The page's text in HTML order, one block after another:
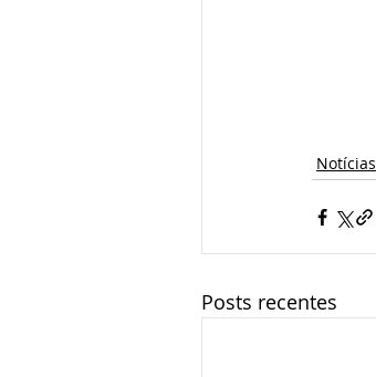
Notícias
Posts recentes